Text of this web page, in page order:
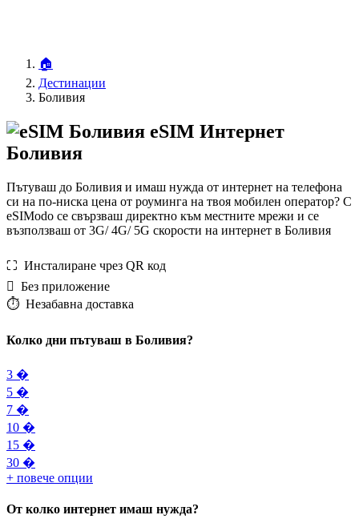
🏠
Дестинации
Боливия
eSIM Интернет
Боливия
Пътуваш до Боливия и имаш нужда от интернет на телефона
си на по-ниска цена от роуминга на твоя мобилен оператор? С
eSIModo се свързваш директно към местните мрежи и се
възползваш от 3G/ 4G/ 5G скорости на интернет в Боливия
⛶️️ Инсталиране чрез QR код
️ Без приложение
⏱️️ Незабавна доставка
Колко дни пътуваш в Боливия?
3 �
5 �
7 �
10 �
15 �
30 �
+ повече опции
От колко интернет имаш нужда?